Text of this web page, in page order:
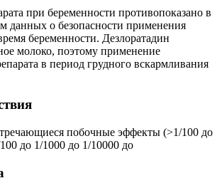
при беременности противопоказано в
данных о безопасности применения
беременности. Дезлоратадин
молоко, поэтому применение
в период грудного вскармливания
побочные эффекты (>1/100 до
до 1/1000 до 1/10000 до